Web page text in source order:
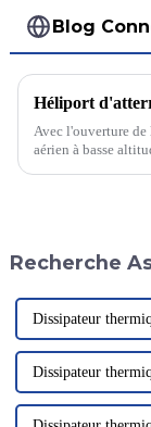
Blog
Avec l'ouverture de
aérien à basse
établissements
fréquente.
Recherche
Dissipateur
Dissipateur